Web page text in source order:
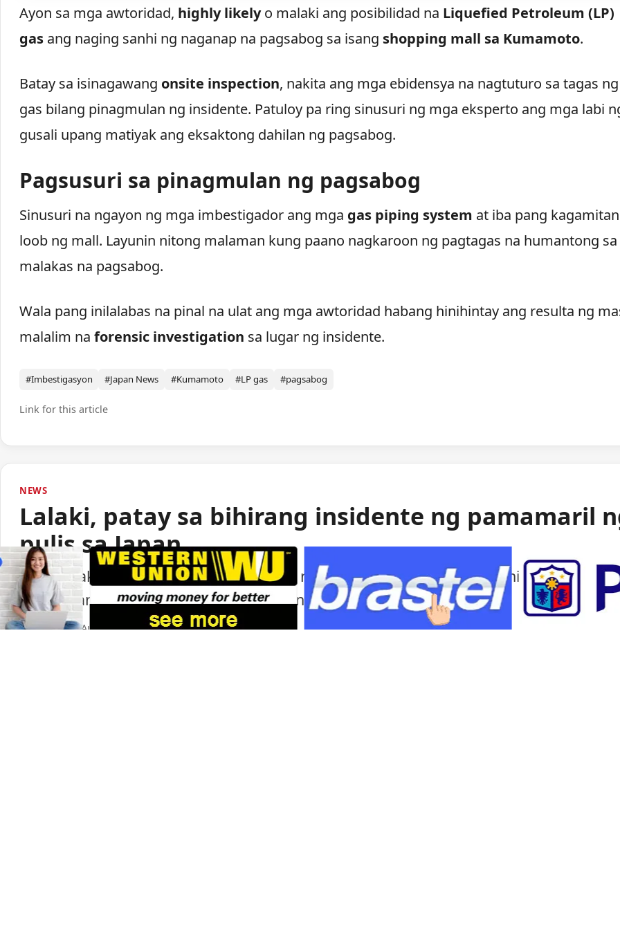
Ayon sa mga awtoridad, highly likelyo malaki ang posibilidad na Liquefied Petroleum (LP)
gasang naging sanhi ng naganap na pagsabog sa isang shopping mall sa Kumamoto.
Batay sa isinagawang onsite inspection, nakita ang mga ebidensya na nagtuturo sa tagas ng
gas bilang pinagmulan ng insidente. Patuloy pa ring sinusuri ng mga eksperto ang mga labi
gusali upang matiyak ang eksaktong dahilan ng pagsabog.
Pagsusuri sa pinagmulan ng pagsabog
Sinusuri na ngayon ng mga imbestigador ang mga gas piping system at iba pang
loob ng mall. Layunin nitong malaman kung paano nagkaroon ng pagtagas na humantong sa
malakas na pagsabog.
Wala pang inilalabas na pinal na ulat ang mga awtoridad habang hinihintay ang resulta ng
malalim na forensic investigation sa lugar ng insidente.
#Imbestigasyon #Japan News #Kumamoto #LP gas #pagsabog
Link for this article
NEWS
Lalaki, patay sa bihirang insidente ng pamamaril
pulis sa Japan
Isang lalaki ang nasawi matapos barilin ng mga awtoridad sa isang bihirang
ng paggamit ng baril ng pulisya sa Japan.
Portal Japan•August 6, 2026